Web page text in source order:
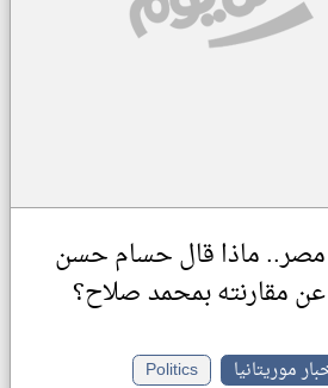
مصر.. ماذا قال حسام حسن
عن مقارنته بمحمد صلاح؟
موريتانيا
Politics